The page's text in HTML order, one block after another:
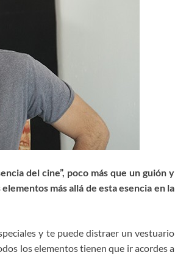
del cine”, poco más que un guión y
más allá de esta esencia en la
y te puede distraer un vestuario
los elementos tienen que ir acordes a